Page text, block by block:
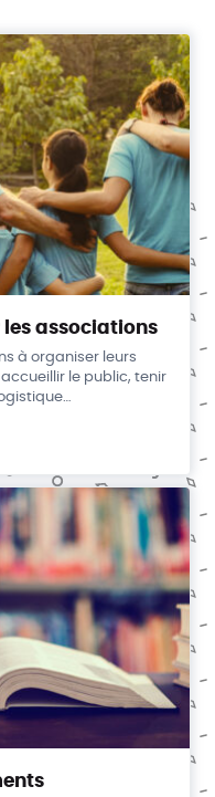
les associations
à organiser leurs
le public, tenir